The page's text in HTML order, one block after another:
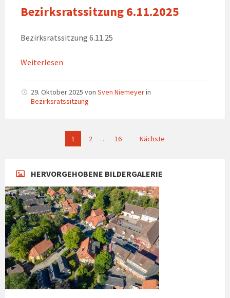
Bezirksratssitzung 6.11.2025
Bezirksratssitzung 6.11.25
Weiterlesen
29. Oktober 2025 von Sven Niemeyerin
Bezirksratssitzung
Seitennummerierung
1 2 … 16 Nächste
HERVORGEHOBENE BILDERGALERIE